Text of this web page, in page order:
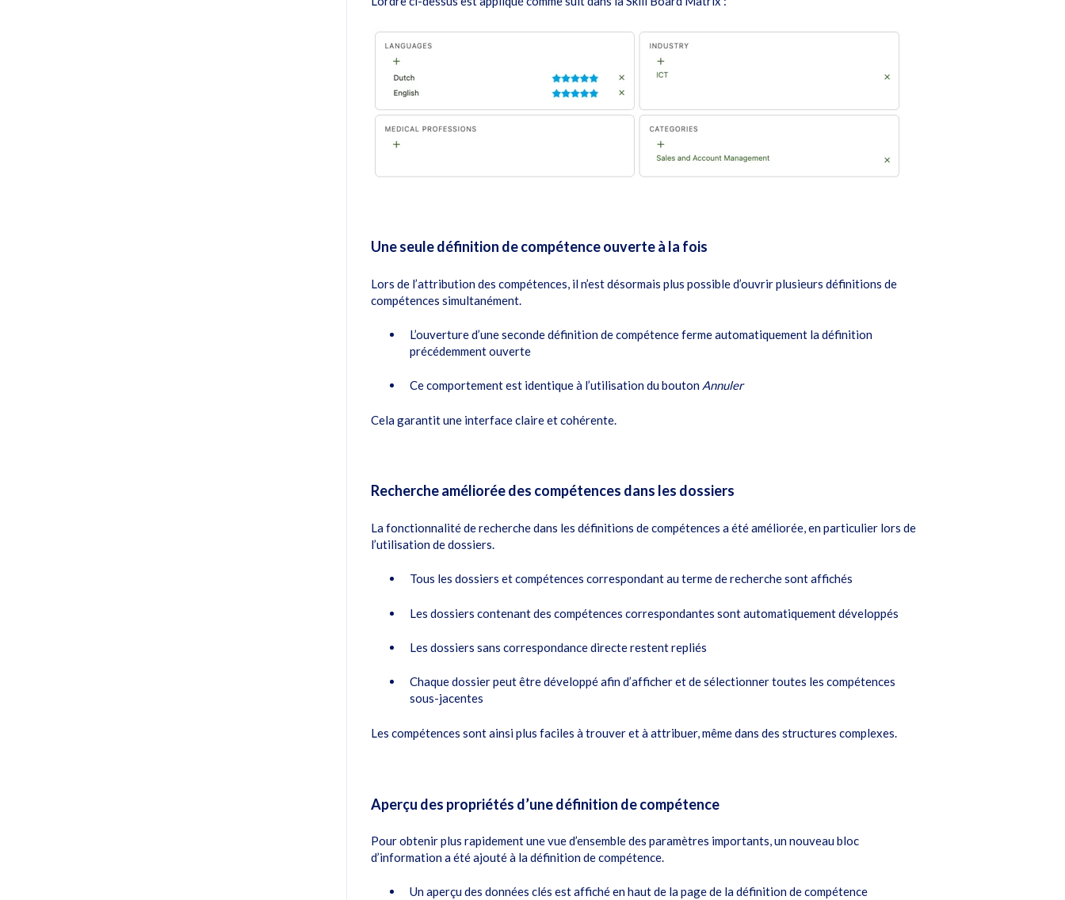
Une seule définition de compétence ouverte à la fois
Lors de l’attribution des compétences, il n’est désormais plus possible d’ouvrir plusieurs définitions de
compétences simultanément.
L’ouverture d’une seconde définition de compétence ferme automatiquement la définition
précédemment ouverte
Ce comportement est identique à l’utilisation du bouton Annuler
Cela garantit une interface claire et cohérente.
Recherche améliorée des compétences dans les dossiers
La fonctionnalité de recherche dans les définitions de compétences a été améliorée, en particulier lors de
l’utilisation de dossiers.
Tous les dossiers et compétences correspondant au terme de recherche sont affichés
Les dossiers contenant des compétences correspondantes sont automatiquement développés
Les dossiers sans correspondance directe restent repliés
Chaque dossier peut être développé afin d’afficher et de sélectionner toutes les compétences
sous-jacentes
Les compétences sont ainsi plus faciles à trouver et à attribuer, même dans des structures complexes.
Aperçu des propriétés d’une définition de compétence
Pour obtenir plus rapidement une vue d’ensemble des paramètres importants, un nouveau bloc
d’information a été ajouté à la définition de compétence.
Un aperçu des données clés est affiché en haut de la page de la définition de compétence